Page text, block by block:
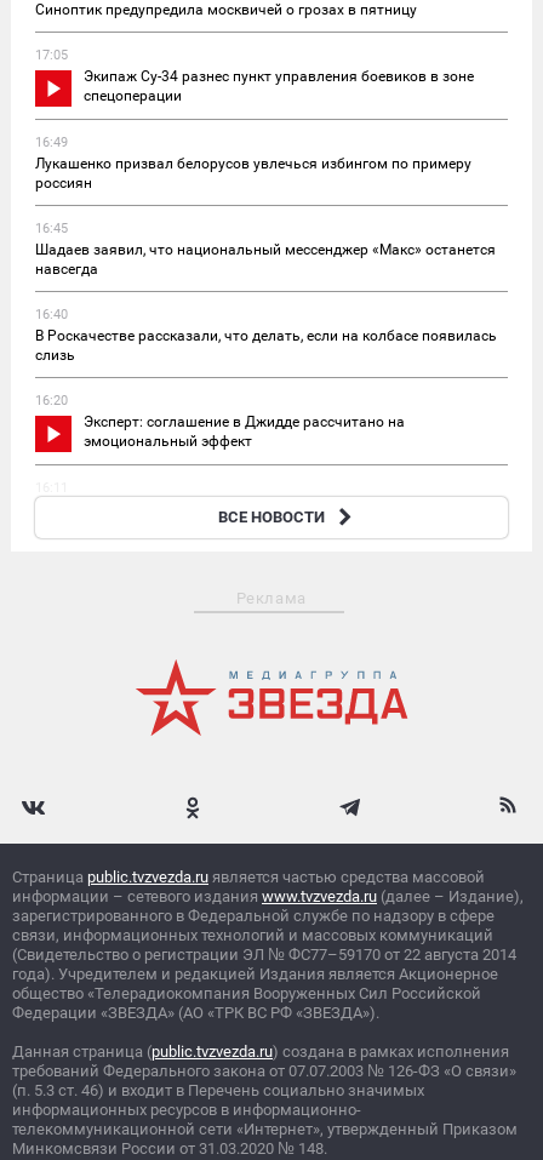
Синоптик предупредила москвичей о грозах в пятницу
17:05
Экипаж Су-34 разнес пункт управления боевиков в зоне
спецоперации
16:49
Лукашенко призвал белорусов увлечься избингом по примеру
россиян
16:45
Шадаев заявил, что национальный мессенджер «Макс» останется
навсегда
16:40
В Роскачестве рассказали, что делать, если на колбасе появилась
слизь
16:20
Эксперт: соглашение в Джидде рассчитано на
эмоциональный эффект
Лидеры сборной России до сих пор не получили визы на
ВСЕ НОВОСТИ
Реклама
Страница public.tvzvezda.ru является частью средства массовой
информации – сетевого издания www.tvzvezda.ru (далее – Издание),
зарегистрированного в Федеральной службе по надзору в сфере
связи, информационных технологий и массовых коммуникаций
(Свидетельство о регистрации ЭЛ № ФС77–59170 от 22 августа 2014
года). Учредителем и редакцией Издания является Акционерное
общество «Телерадиокомпания Вооруженных Сил Российской
Федерации «ЗВЕЗДА» (АО «ТРК ВС РФ «ЗВЕЗДА»).
Данная страница (public.tvzvezda.ru) создана в рамках исполнения
требований Федерального закона от 07.07.2003 № 126-ФЗ «О связи»
(п. 5.3 ст. 46) и входит в Перечень социально значимых
информационных ресурсов в информационно-
телекоммуникационной сети «Интернет», утвержденный Приказом
Минкомсвязи России от 31.03.2020 № 148.